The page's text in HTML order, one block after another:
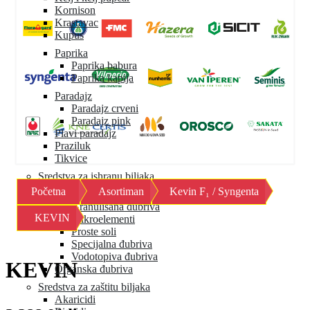
Kornison
Krastavac
Kupus
Paprika
Paprika babura
Paprika kapija
Paradajz
Paradajz crveni
Paradajz pink
Plavi paradajz
Praziluk
Tikvice
Sredstva za ishranu biljaka
Mineralna đubriva
Granulisana đubriva
Mikroelementi
Proste soli
Specijalna đubriva
Vodotopiva đubriva
Organska đubriva
Sredstva za zaštitu biljaka
Akaricidi
Početna Asortiman Kevin F₁ / Syngenta
KEVIN
KEVIN